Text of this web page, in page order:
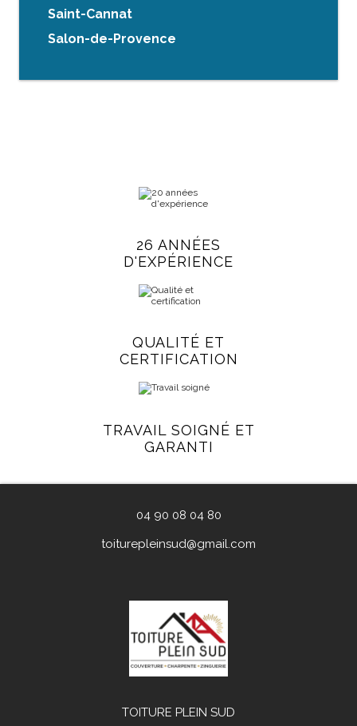
Saint-Cannat
Salon-de-Provence
26 ANNÉES
D'EXPÉRIENCE
QUALITÉ ET
CERTIFICATION
TRAVAIL SOIGNÉ ET
GARANTI
04 90 08 04 80
toiturepleinsud@gmail.com
TOITURE PLEIN SUD